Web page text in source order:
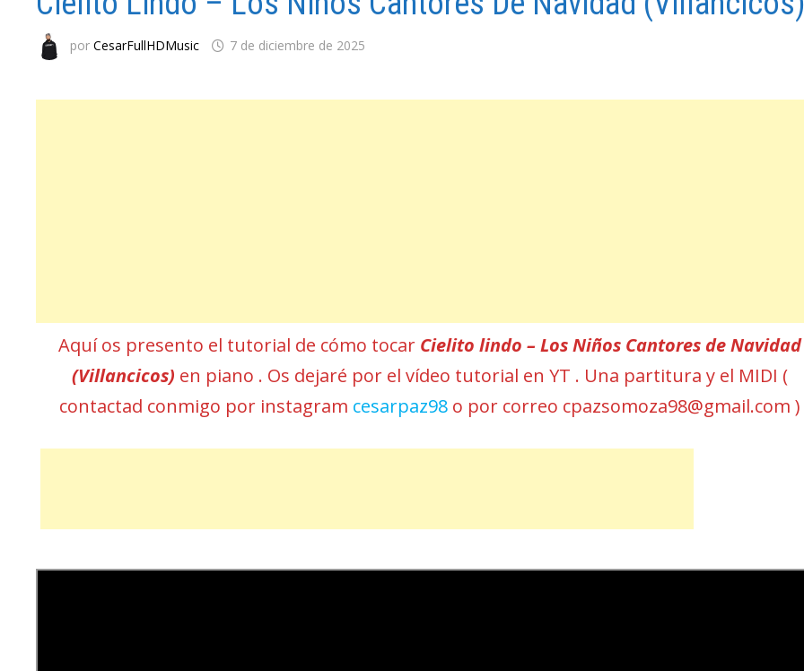
porCesarFullHDMusic 7 de diciembre de 2025
Aquí os presento el tutorial de cómo tocar Cielito lindo – Los Niños Cantores de Navidad
(Villancicos) en piano . Os dejaré por el vídeo tutorial en YT . Una partitura y el MIDI (
contactad conmigo por instagram cesarpaz98o por correo cpazsomoza98@gmail.com )